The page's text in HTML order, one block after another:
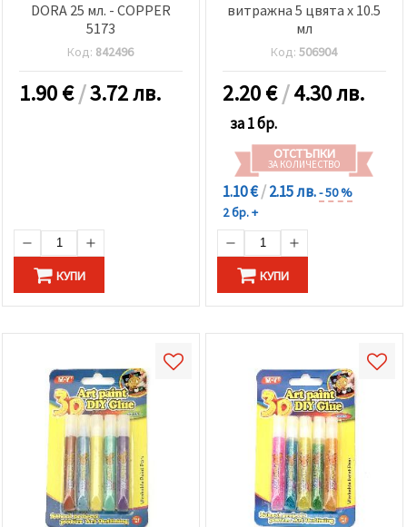
DORA 25 мл. - COPPER
5173
Код: 842496
1.90€/3.72 лв.
КУПИ
витражна 5 цвята x 10.5
мл
Код:506904
2.20€/4.30 лв.
за 1 бр.
ОТСТЪПКИ
ЗА КОЛИЧЕСТВО
1.10 €/2.15 лв.- 50 %
2 бр. +
КУПИ